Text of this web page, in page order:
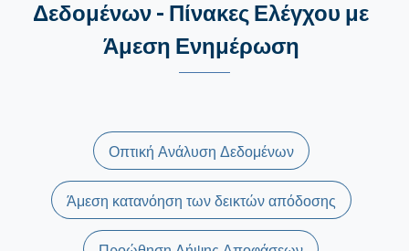
Δεδομένων - Πίνακες Ελέγχου με
Άμεση Ενημέρωση
Οπτική Ανάλυση Δεδομένων
Άμεση κατανόηση των δεικτών απόδοσης